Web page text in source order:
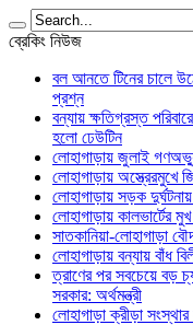
ব্রেকিং নিউজ
বল আনতে টিনের চালে
প্রশ্ন
বন্যায় ক্ষতিগ্রস্ত
হলো ঢেউটিন
লোহাগাড়ায় জুলাই
লোহাগাড়ায় অস্ত্রেরমুখে
লোহাগাড়ায় সড়ক
লোহাগাড়ায় কালভার্টের
সাতকানিয়া-লোহাগাড়া
লোহাগাড়ায় বন্যায় বাঁধ
ত্রাণের পর সবচেয়ে বড়
সরকার: অর্থমন্ত্রী
লোহাগাড়া ক্রীড়া